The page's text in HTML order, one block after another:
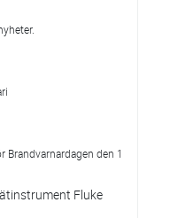
Brandvarnardagen den 1
Fluke